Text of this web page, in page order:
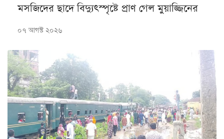
মসজিদের ছাদে বিদ্যুৎস্পৃষ্টে প্রাণ গেল মুয়াজ্জিনের
০৭ আগস্ট ২০২৬